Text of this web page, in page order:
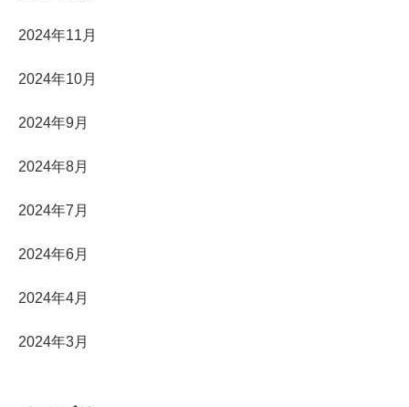
2024年11月
2024年10月
2024年9月
2024年8月
2024年7月
2024年6月
2024年4月
2024年3月